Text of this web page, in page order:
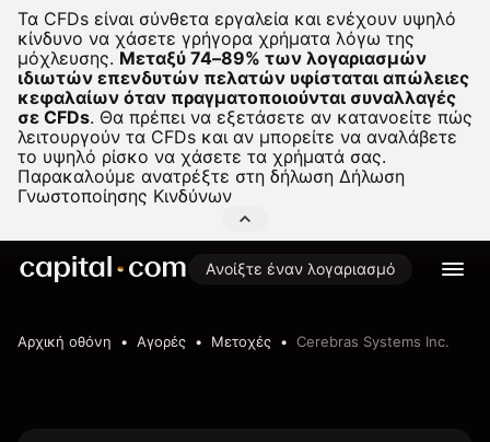
Τα CFDs είναι σύνθετα εργαλεία και ενέχουν υψηλό
κίνδυνο να χάσετε γρήγορα χρήματα λόγω της
μόχλευσης. Μεταξύ 74–89% των λογαριασμών
ιδιωτών επενδυτών πελατών υφίσταται απώλειες
κεφαλαίων όταν πραγματοποιούνται συναλλαγές
σε CFDs. Θα πρέπει να εξετάσετε αν κατανοείτε πώς
λειτουργούν τα CFDs και αν μπορείτε να αναλάβετε
το υψηλό ρίσκο να χάσετε τα χρήματά σας.
Παρακαλούμε ανατρέξτε στη δήλωση Δήλωση
Γνωστοποίησης Κινδύνων
Ανοίξτε έναν λογαριασμό
Αρχική οθόνη Αγορές Μετοχές Cerebras Systems Inc.